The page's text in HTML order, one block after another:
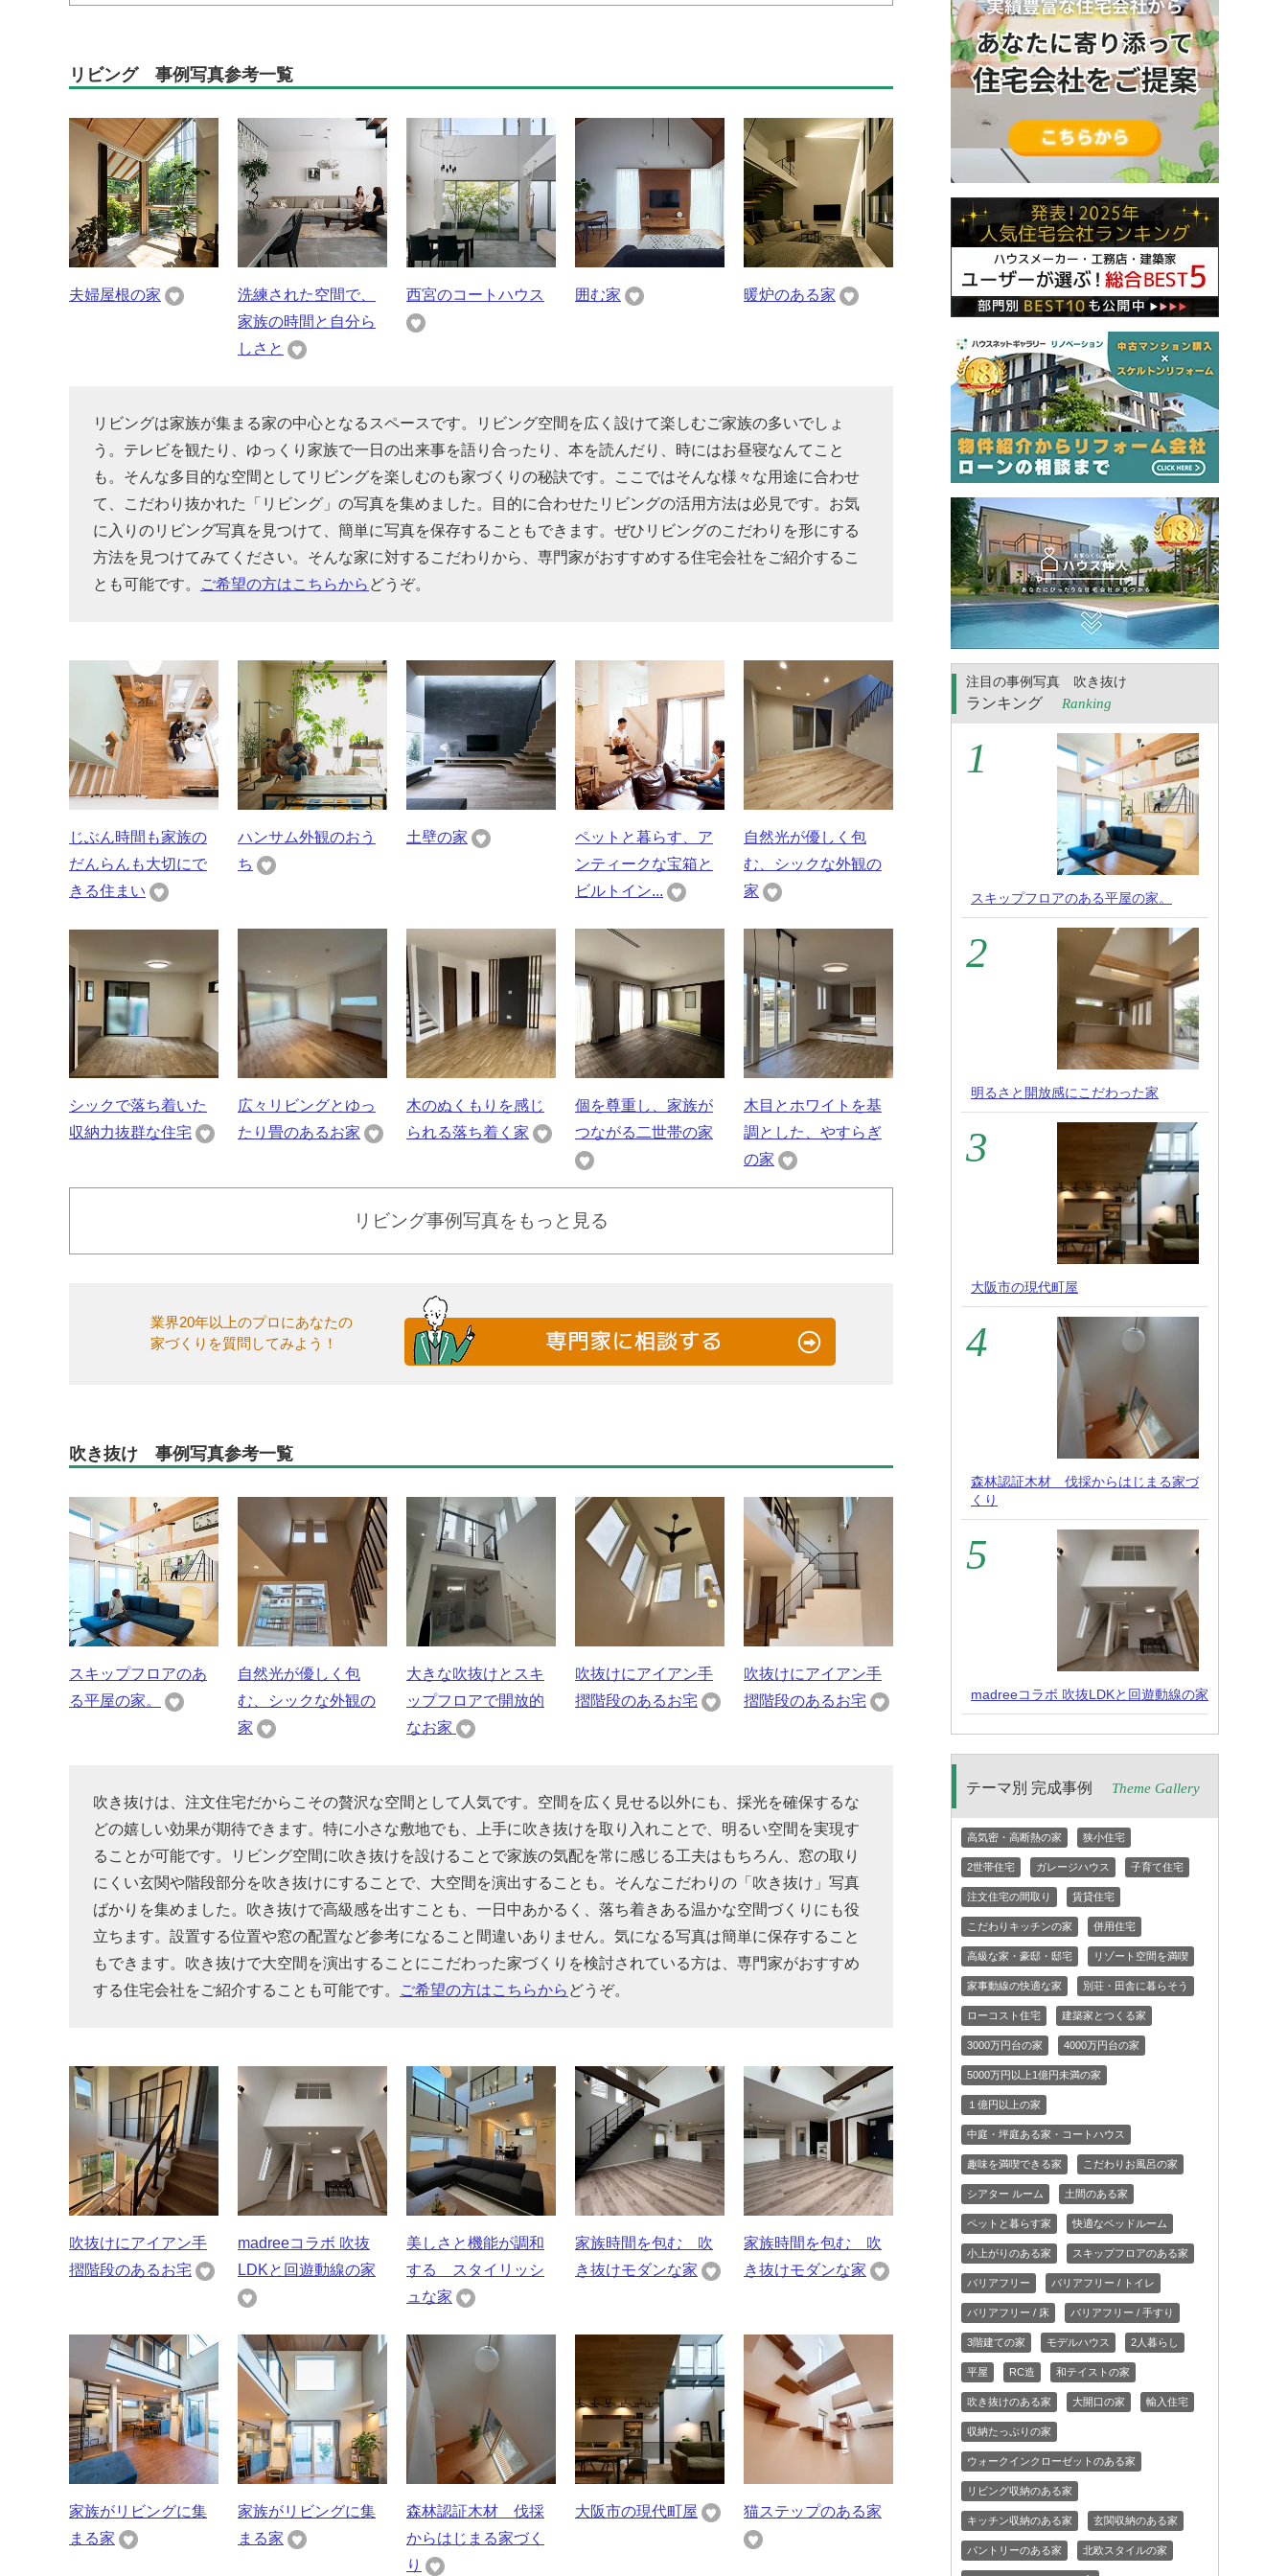
リビング 事例写真参考一覧
夫婦屋根の家
洗練された空間で、
家族の時間と自分ら
しさと
西宮のコートハウス 囲む家 暖炉のある家
リビングは家族が集まる家の中心となるスペースです。リビング空間を広く設けて楽しむご家族の多いでしょ
う。テレビを観たり、ゆっくり家族で一日の出来事を語り合ったり、本を読んだり、時にはお昼寝なんてこと
も。そんな多目的な空間としてリビングを楽しむのも家づくりの秘訣です。ここではそんな様々な用途に合わせ
て、こだわり抜かれた「リビング」の写真を集めました。目的に合わせたリビングの活用方法は必見です。お気
に入りのリビング写真を見つけて、簡単に写真を保存することもできます。ぜひリビングのこだわりを形にする
方法を見つけてみてください。そんな家に対するこだわりから、専門家がおすすめする住宅会社をご紹介するこ
とも可能です。
ご希望の方はこちらから どうぞ。
じぶん時間も家族の
だんらんも大切にで
きる住まい
ハンサム外観のおう
ち
土壁の家
ペットと暮らす、ア
ンティークな宝箱と
ビルトイン...
自然光が優しく包
む、シックな外観の
家
シックで落ち着いた
収納力抜群な住宅
広々リビングとゆっ
たり畳のあるお家
木のぬくもりを感じ
られる落ち着く家
個を尊重し、家族が
つながる二世帯の家
木目とホワイトを基
調とした、やすらぎ
の家
リビング事例写真をもっと見る
業界20年以上のプロにあなたの
家づくりを質問してみよう！
吹き抜け 事例写真参考一覧
スキップフロアのあ
る平屋の家。
自然光が優しく包
む、シックな外観の
家
大きな吹抜けとスキ
ップフロアで開放的
なお家
吹抜けにアイアン手
摺階段のあるお宅
吹抜けにアイアン手
摺階段のあるお宅
吹き抜けは、注文住宅だからこその贅沢な空間として人気です。空間を広く見せる以外にも、採光を確保するな
どの嬉しい効果が期待できます。特に小さな敷地でも、上手に吹き抜けを取り入れことで、明るい空間を実現す
ることが可能です。リビング空間に吹き抜けを設けることで家族の気配を常に感じる工夫はもちろん、窓の取り
にくい玄関や階段部分を吹き抜けにすることで、大空間を演出することも。そんなこだわりの「吹き抜け」写真
ばかりを集めました。吹き抜けで高級感を出すことも、一日中あかるく、落ち着きある温かな空間づくりにも役
立ちます。設置する位置や窓の配置など参考になること間違いありません。気になる写真は簡単に保存すること
もできます。吹き抜けで大空間を演出することにこだわった家づくりを検討されている方は、専門家がおすすめ
する住宅会社をご紹介することも可能です。
ご希望の方はこちらから どうぞ。
吹抜けにアイアン手
摺階段のあるお宅
madreeコラボ 吹抜
LDKと回遊動線の家
美しさと機能が調和
する スタイリッシ
ュな家
家族時間を包む 吹
き抜けモダンな家
家族時間を包む 吹
き抜けモダンな家
家族がリビングに集
まる家
家族がリビングに集
まる家
森林認証木材 伐採
からはじまる家づく
り
大阪市の現代町屋 猫ステップのある家
注目の事例写真 吹き抜け
ランキング Ranking
スキップフロアのある平屋の家。
明るさと開放感にこだわった家
大阪市の現代町屋
森林認証木材 伐採からはじまる家づ
くり
madreeコラボ 吹抜LDKと回遊動線の家
テーマ別 完成事例 Theme Gallery
高気密・高断熱の家 狭小住宅
2世帯住宅 ガレージハウス 子育て住宅
注文住宅の間取り 賃貸住宅
こだわりキッチンの家 併用住宅
高級な家・豪邸・邸宅 リゾート空間を満喫
家事動線の快適な家 別荘・田舎に暮らそう
ローコスト住宅 建築家とつくる家
3000万円台の家 4000万円台の家
5000万円以上1億円未満の家
１億円以上の家
中庭・坪庭ある家・コートハウス
趣味を満喫できる家 こだわりお風呂の家
シアター ルーム 土間のある家
ペットと暮らす家 快適なベッドルーム
小上がりのある家 スキップフロアのある家
バリアフリー バリアフリー / トイレ
バリアフリー / 床 バリアフリー / 手すり
3階建ての家 モデルハウス 2人暮らし
平屋 RC造 和テイストの家
吹き抜けのある家 大開口の家 輸入住宅
収納たっぷりの家
ウォークインクローゼットのある家
リビング収納のある家
キッチン収納のある家 玄関収納のある家
パントリーのある家 北欧スタイルの家